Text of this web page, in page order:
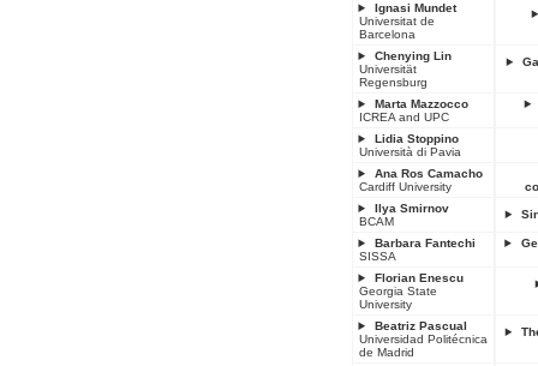
Ignasi Mundet
Universitat de
Barcelona
Chenying Lin
Universität
Regensburg
Marta Mazzocco
ICREA and UPC
Lidia Stoppino
Università di Pavia
Ana Ros Camacho
Cardiff University
Ilya Smirnov
BCAM
Barbara Fantechi
SISSA
Florian Enescu
Georgia State
University
Beatriz Pascual
Universidad Politécnica
de Madrid